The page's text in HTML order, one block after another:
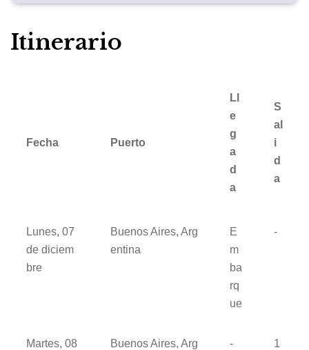
Itinerario
Fecha Puerto
Ll
e
g
a
d
a
S
al
i
d
a
Lunes, 07
de diciem
bre
Buenos Aires, Arg
entina
E
m
ba
rq
ue
-
Martes, 08
Buenos Aires, Arg
-
1